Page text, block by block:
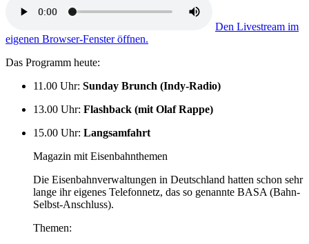
Den Livestream im
eigenen Browser-Fenster öffnen.
Das Programm heute:
11.00 Uhr: Sunday Brunch (Indy-Radio)
13.00 Uhr: Flashback (mit Olaf Rappe)
15.00 Uhr: Langsamfahrt
Magazin mit Eisenbahnthemen
Die Eisenbahnverwaltungen in Deutschland hatten schon sehr
lange ihr eigenes Telefonnetz, das so genannte BASA (Bahn-
Selbst-Anschluss).
Themen: